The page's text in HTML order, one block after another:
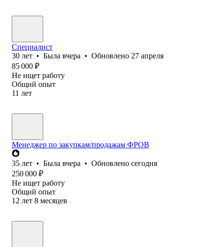
Специалист
30 лет • Была вчера • Обновлено 27 апреля
85 000 ₽
Не ищет работу
Общий опыт
11 лет
Менеджер по закупкам/продажам ФРОВ
35 лет • Была вчера • Обновлено сегодня
250 000 ₽
Не ищет работу
Общий опыт
12 лет 8 месяцев